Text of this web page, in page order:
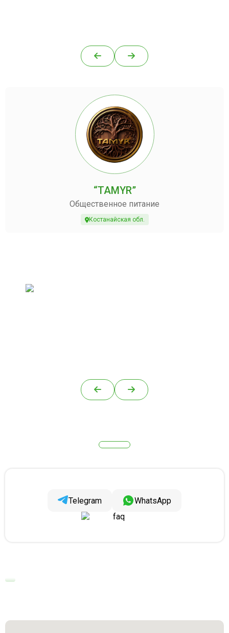
“TAMYR”
Общественное питание
Костанайская обл.
Telegram WhatsApp